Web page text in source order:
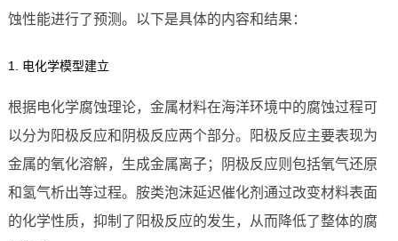
蚀性能进行了预测。以下是具体的内容和结果：
1. 电化学模型建立
根据电化学腐蚀理论，金属材料在海洋环境中的腐蚀过程可
以分为阳极反应和阴极反应两个部分。阳极反应主要表现为
金属的氧化溶解，生成金属离子；阴极反应则包括氧气还原
和氢气析出等过程。胺类泡沫延迟催化剂通过改变材料表面
的化学性质，抑制了阳极反应的发生，从而降低了整体的腐